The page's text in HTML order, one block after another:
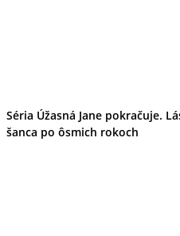
Séria Úžasná Jane pokračuje.
šanca po ôsmich rokoch